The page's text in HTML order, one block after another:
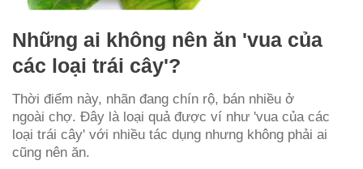
Những ai không nên ăn 'vua của
các loại trái cây'?
Thời điểm này, nhãn đang chín rộ, bán nhiều ở
ngoài chợ. Đây là loại quả được ví như 'vua của các
loại trái cây' với nhiều tác dụng nhưng không phải ai
cũng nên ăn.